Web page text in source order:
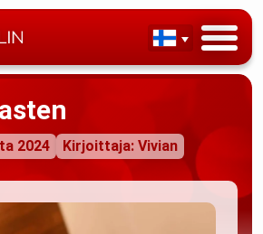
2024 Kirjoittaja: Vivian